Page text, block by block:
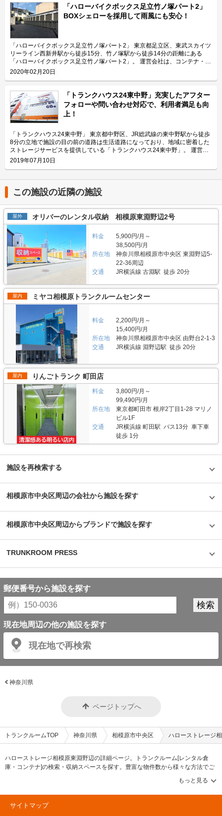
ージ北上野」の特長を教えてください。 東京メトロ日比谷線の入谷駅から
徒歩4分、JR山手線の鶯谷駅から徒歩10分の場所に位置する「ハローバイク
ガレージ北上野」。駅近なバイク駐車スペースであり、24時間365日ご利用
頂けます。広さ2.25帖・幅130cm・奥行き270cmのスペースをご用意して
おり、大型バイクの駐車にも対応可能です。また、屋内型トランクルーム
「ハローストレージ北上野」と隣接していてパーツやメンテナンス用品の収
納にご利用頂けます。ツーリングにお出掛する際にも大変便利です。 主に
どんな方がご利用されているのでしょうか？ 主に入谷駅周辺エリアを中心
とした近隣エリアの方々にご利用頂いています。「ハローバイクガレージ北
上野」は鶯谷や上野、稲荷町、田原町などからもアクセス良好なバイク専用
施設なので、近隣エリアのライダーから人気があります。大きめの駐車スペ
ースのため、アメリカンクルーザー、レーサー・スポーツタイプ、ビッグス
クーターなど、高級車や大型車の保管にもご利用頂いております。 セキュ
リティや安全面について教えてください。 「ハローバイクガレージ北上
野」は屋内タイプで雨風を防ぐことができ、また、電動シャッターや防犯カ
メラなどを設置しているためセキュリテイ面もしっかりしているので、盗難
やイタズラから愛車を守りたい、大切なバイクを雨風で汚したくない方にお
すすめです。 費用や契約について教えてください。 月額17,400円（税込）
の価格でバイク1台を駐車できます。施設の詳細な仕様については事前内覧
をおすすめ致します。ご契約の前に駐車スペースや立地など確認頂けます。
契約時はバイクのメーカー・車種・ナンバーを確認していますが、これから
バイクを購入する方はお問い合わせの際にお知らせください。時期によって
は使用料や事務手数料がお得になるキャンペーンも実施していますので、
LIFULLトランクルームのメール又は電話にてお問い合わせください。 編集
後記 「ハローバイクガレージ北上野」は駅から近くて万全なセキュリティ
はお早めにお問い合わせした方が良さそうだ。 運営会社は東証マザーズ上
場企業でもあるエリアリンク株式会社。2016年頃、西東京エリアで試験的
にはじめた駐車場タイプのバイクパーキングは当初ここまでの拡大を予想し
ていなかったとのことだが、順調に拡大を続け、現在、都内を中心に1,000
台分ほどスペースを管理している（2020年1月現在）。その運営ノウハウが
ある「ハローバイクガレージ北上野」は、誰もが安心して利用できる施設な
ので、愛車を守りたい近隣エリアの方は要チェックなスポットではないかと
思った。
「ハローバイクボックス足立竹ノ塚パート2」
BOXシェローを採用して雨風にも安心！
「ハローバイクボックス足立竹ノ塚パート2」 東京都足立区、東武スカイツ
リーライン西新井駅から徒歩15分、竹ノ塚駅から徒歩14分の距離にある
「ハローバイクボックス足立竹ノ塚パート2」。 運営会社は、コンテナ・ス
トレージ業界でトップレベルのシェアを誇り、東証マザーズにも上場してい
るエリアリンク株式会社です。 今回は、エリアリンク株式会社が運営して
ご紹介致します。 「ハローバイクボックス足立竹ノ塚パート2」の特長を教
えてください。 ボックスタイプの「ハローバイクボックス足立竹ノ塚パー
ト2」は、国道4号線から車でアクセスしやすい立地にある施設です。 広さ2
帖・幅110cm・奥行き252cm・高さ197cmのバイクボックスが17室ご用意
しており、24時間365日自由にご利用頂けます。 エリアリンク株式会社の
「ハローバイクボックス」は全国のライダー様から愛されているBOXシェ
ローを採用した施設のため、風雨による汚れや浸食に強いのが特長です。幅
広いラダーレールが付いており、バイクの乗り入れが簡単です。また、ボッ
クス内には棚を設置しておりますので、ヘルメットなどの小物を置くことも
可能です。パーツやメンテナンス用品も収納できるのでとても便利です。
主にどんな方がご利用されているのでしょうか？ 東武伊勢崎線やつくばエ
クスプレス線が通る足立区内にお住いのライダーの方を中心にご利用頂いて
おります。主にアメリカンクルーザーやビッグスクーター、レーサー・スポ
ーツタイプなど高級車又は大型車の保管が多くみられます。 セキュリティ
や安全面について教えてください。 「ハローバイクボックス足立竹ノ塚パ
ート2」はBOXシェローを採用した施設のため屋外タイプのバイクパーキン
グと違って雨風を防ぐことができ、盗難のリスクも抑えることができます。
する必要がありません。セキュリティ面としてバイクボックスの扉に南京錠
をつけており、安心してバイクを保管できる収納スペースです。また、施設
内には外灯照明も完備していますので、夜間でもバイクを出し入れしやすい
環境です。 費用や契約について教えてください。 月額11,300円（税込）の
価格でバイクボックスをご利用頂けます。「ハローバイクボックス足立竹ノ
塚パート2」は施設見学が可能なので、バイクボックスの大きさや立地が気
になる方は見学を申し込みください。契約時はバイクのナンバーを確認して
います。これからバイクを購入する方はお問い合わせの際にお知らせくださ
い。時期によっては月額使用料や事務手数料がお得になるキャンペーンも実
施していますので、LIFULLトランクルームの施設詳細ページをご覧くださ
用スペースを管理しているエリアリンク株式会社。2016年頃、西東京エリ
アで試験的にはじめた駐車場タイプのバイクパーキングは当初ここまでの拡
大を予想していなかったとのことだが、順調に拡大を続けているという。人
気施設の一つである足立区の「ハローバイクボックス足立竹ノ塚パート2」
は、風雨による汚れや浸食防止に強いBOXシェローを採用しており、東証
マザーズ上場企業が運営しているバイク専用のスペースなので、安心して利
用できると思った。
2020年02月20日
「トランクハウス24東中野」充実したアフター
フォローや問い合わせ対応で、利用者満足も向
上！
「トランクハウス24東中野」 東京都中野区、JR総武線の東中野駅から徒歩
8分の立地で施設の目の前の道路は生活道路になっており、地域に密着した
ストレージサービスを提供している「トランクハウス24東中野」。 運営会
社はエリアリンク株式会社。コンテナ・ストレージ業界でトップシェアを誇
り、東証マザーズにも上場している会社です。全国に展開しているレンタル
に利用されています。 今回は、エリアリンク株式会社が運営している「ト
ランクハウス24東中野」の特徴や利用用途の傾向、会社の想いなどをご紹
介します。 トランクハウス24東中野の特徴を教えてください。 2018年12
月にオープンした「トランクハウス24東中野」。1階〜4階まで1軒まるごと
トランクルームで、部屋の大きさは0.9帖のコンパクトサイズから9.8帖の大
きいサイズまで展開しています。24時間365日利用でき、セキュリティも空
調も最新設備を整えているため、衣類・本・季節物などの荷物から大型家具
や機材・備品など法人利用まで幅広い用途にご利用いただけます。 主にど
んな方がご利用されているのでしょうか？ お客様は店舗から1.5キロ圏内に
お住いの方がほとんどです。他社であれば3キロ圏内程か車で移動する場所
にあることが多いのですが、「トランクハウス24」は住宅街の生活道路に
面しているため地域に密着した運営ができています（ご自宅から車で荷物を
運送するサービスも利用可能）。また、利用用途で多いのはファミリー層の
他、都心の店舗は一人暮らしの若い方や女性、法人企業にも利用いただいて
います。任意に調査したユーザーインタビューでは「一度使うと便利さが分
かった」という声も多く、衣類や本などの趣味や生活用品を自宅以外の押入
れに入れておく感覚で中長期的に利用されている傾向があります。 セキュ
リティや安全面について教えてください。 トランクハウス24で細心の注意
を払っているのが空気の流れ。外が寒いから中は暖かくではなく、結露やカ
ビができないように温度調整が必要で、その鍵を握るのが、各階に数点設置
しているサーキュレーター。風を送り込み部屋の空気を循環させることで荷
物を保管するのに最適な環境を1年中作り出しています。また、トランクハ
ウス24東中野店では、スマートキーや専用アプリによる鍵の解錠施錠にも
対応。警備会社と契約をしているため、万が一のことがあっても対応できる
ことはもちろん、小さなトラブルでも問い合わせれば、自社の物件管理部隊
がすぐに駆けつける体制も整備しています。 費用や契約について教えてく
ださい。 簡単手続き。スマートキーを採用したことで、その場で専用アプ
リを使って施設のエントランスキーを解錠でき、スタッフの立会いがなくて
もスムーズに内覧できます。また、Webやスマホのみでも契約申し込みが
できるので、最短即日利用も可能です。不明点があれば、お気軽にお問い合
わせください。 編集後記 誰もが知っているキャラクター「キティちゃん」
がビル正面に大きく貼られているトランクハウス24。インパクトがありな
がらも、街の景色に馴染んでいる親しみやすい印象を受けた。2018年から
開始した新しいトランクルームのサービスだが、そのはじめたきっかけをお
国内トップシェアを誇る企業だが、郊外にあることも多く、車を利用して自
いたいときに使える場所にあるという利点があり、女性が使いずらいという
イメージも安心のセキュリティやクリーンで清潔な部屋といった機能面でも
カバーしている。一度使ってみるとその便利さが気に入り、長く継続して使
2019年07月10日
この施設の近隣の施設
屋外 オリバーのレンタル収納 相模原東淵野辺2号
料金
5,900円/月～
38,500円/月
所在地
神奈川県相模原市中央区 東淵野辺5-
22-36周辺
交通
JR横浜線 古淵駅 徒歩 20分
屋内 ミヤコ相模原トランクルームセンター
料金
2,200円/月～
15,400円/月
所在地
神奈川県相模原市中央区 由野台2-1-3
交通
JR横浜線 淵野辺駅 徒歩 20分
屋内 りんごトランク 町田店
料金
3,800円/月～
99,490円/月
所在地
東京都町田市 根岸2丁目1-28 マリノ
ビル1F
交通
JR横浜線 町田駅 バス13分 車下車
徒歩 1分
施設を再検索する
相模原市中央区周辺の会社から施設を探す
相模原市中央区周辺からブランドで施設を探す
TRUNKROOM PRESS
郵便番号から施設を探す
現在地周辺の他の施設を探す
現在地で再検索
神奈川県
ページトップへ
トランクルームTOP 神奈川県 相模原市中央区 ハローストレージ
ハローストレージ相模原東淵野辺の詳細ページ。トランクルーム[レンタル倉
庫・コンテナ]の検索・収納スペースを探す。豊富な物件数から様々な方法でご
希望の収納スペースを簡単に探せるトランクルーム情報サイトです。ハロース
トレージ相模原東淵野辺の住所・最寄りの駅、物件タイプのご紹介や料金表、
お得なキャンペーン情報もあります。気になる物件タイプを見つけたら、メー
ルか電話でお問合せが可能です（無料）。
サイトマップ